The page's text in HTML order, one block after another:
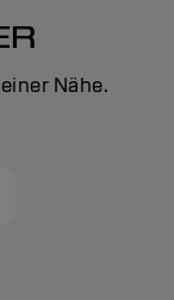
Nähe.